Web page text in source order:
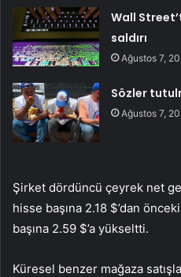
Wall
saldırı
Ağustos 7,
Sözler
Ağustos 7,
Şirket dördüncü çeyrek net
hisse başına 2.18 $’dan
başına 2.59 $’a yükseltti.
Küresel benzer mağaza